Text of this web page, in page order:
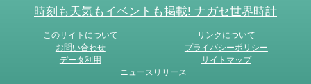
時刻も天気もイベントも掲載! ナガセ世界時計
このサイトについて
リンクについて
お問い合わせ
プライバシーポリシー
データ利用
サイトマップ
ニュースリリース